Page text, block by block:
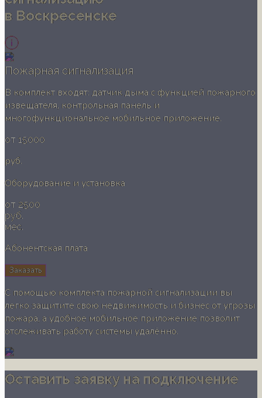
в Воскресенске
Пожарная сигнализация
В комплект входят: датчик дыма с функцией пожарного
извещателя, контрольная панель и
многофункциональное мобильное приложение.
от 15000
руб.
Оборудование и установка
от 2500
руб.
мес.
Абонентская плата
Заказать
С помощью комплекта пожарной сигнализации вы
легко защитите свою недвижимость и бизнес от угрозы
пожара, а удобное мобильное приложение позволит
отслеживать работу системы удалённо.
Оставить заявку на подключение